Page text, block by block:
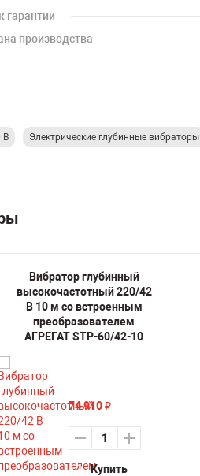
гарантии
производства
В Электрические глубинные вибраторы
Вибратор глубинный
высокочастотный 220/42
В 10 м со встроенным
преобразователем
АГРЕГАТ STP-60/42-10
74 910 ₽
Купить